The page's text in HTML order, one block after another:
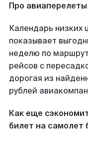
Про
Календарь низких
показывает
неделю по
рейсов с
дорогая из
рублей
Как еще
билет на самолет